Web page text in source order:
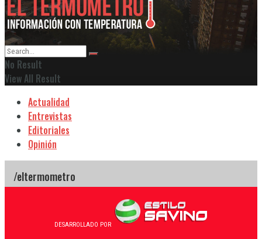
No Result
View All Result
Actualidad
Entrevistas
Editoriales
Opinión
DESARROLLADO POR